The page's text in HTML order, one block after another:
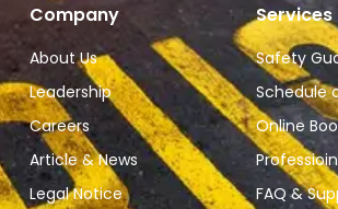
Company
About Us
Leadership
Careers
Article & News
Legal Notice
Services
Safety
Schedule
Online
FAQ &